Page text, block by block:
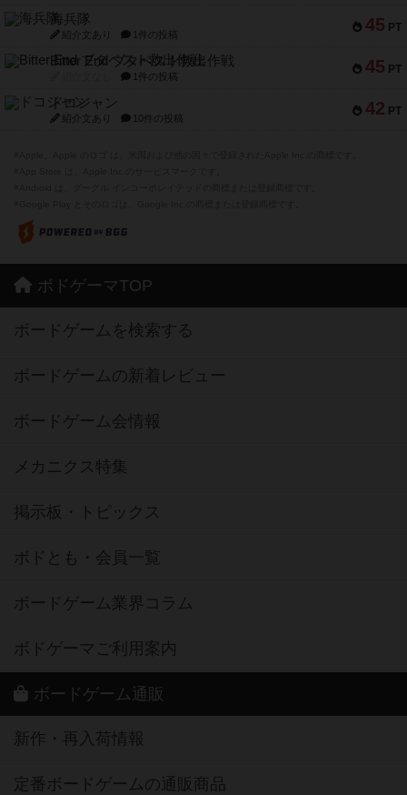
45 PT
海兵隊
紹介文あり 1件の投稿
45 PT
Bitter End ブタペスト救出作戦
1件の投稿
42 PT
ドコジャン
紹介文あり 10件の投稿
ボドゲーマTOP
ボードゲームを検索する
ボードゲームの新着レビュー
ボードゲーム会情報
メカニクス特集
掲示板・トピックス
ボドとも・会員一覧
ボードゲーム業界コラム
ボドゲーマご利用案内
ボードゲーム通販
新作・再入荷情報
定番ボードゲームの通販商品